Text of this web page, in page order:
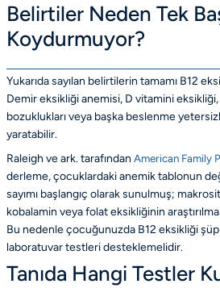
Belirtiler Neden Tek
Koydurmuyor?
Yukarıda sayılan belirtilerin tamamı B12
Demir eksikliği anemisi, D vitamini eksikliği,
bozuklukları veya başka beslenme
yaratabilir.
Raleigh ve ark. tarafından American Family
derleme, çocuklardaki anemik tablonun
sayımı başlangıç olarak sunulmuş;
kobalamin veya folat eksikliğinin
Bu nedenle çocuğunuzda B12 eksikliği
laboratuvar testleri desteklemelidir.
Tanıda Hangi Testler